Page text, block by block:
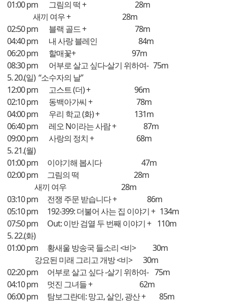
01:00 pm 그림의 떡 + 28m
새끼 여우 + 28m
02:50 pm 블랙 골드 + 78m
04:40 pm 내 사랑 블레인 84m
06:20 pm 할매꽃+ 97m
08:30 pm 어부로 살고 싶다-살기 위하여- 75m
5. 20.(일) “소수자의 날”
12:00 pm 고스트 (더) + 96m
02:10 pm 동백아가씨 + 78m
04:00 pm 우리 학교 (화) + 131m
06:40 pm 레오 N이라는 사람 + 87m
09:00 pm 사랑의 정치 + 68m
5. 21.(월)
01:00 pm 이야기해 봅시다 47m
02:00 pm 그림의 떡 28m
새끼 여우 28m
03:10 pm 전쟁 주문 받습니다 + 86m
05:10 pm 192-399: 더불어 사는 집 이야기 + 134m
07:50 pm Out: 이반 검열 두 번째 이야기 + 110m
5. 22.(화)
01:00 pm 황새울 방송국 들소리 <비> 30m
강요된 미래 그리고 개방 <비> 30m
02:20 pm 어부로 살고 싶다 -살기 위하여- 75m
04:10 pm 멋진 그녀들 + 62m
06:00 pm 탐보그란데: 망고, 살인, 광산 + 85m